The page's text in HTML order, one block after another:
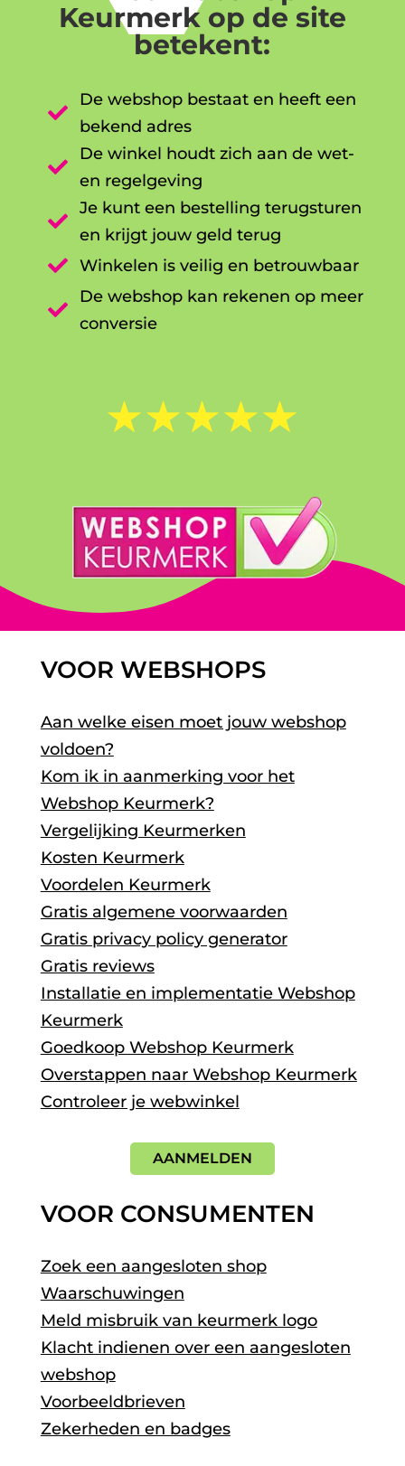
Keurmerk op de site
betekent:

De webshop bestaat en heeft een
bekend adres

De winkel houdt zich aan de wet-
en regelgeving

Je kunt een bestelling terugsturen
en krijgt jouw geld terug

Winkelen is veilig en betrouwbaar

De webshop kan rekenen op meer
conversie
☆☆☆☆☆
VOOR WEBSHOPS
Aan welke eisen moet jouw webshop
voldoen?
Kom ik in aanmerking voor het
Webshop Keurmerk?
Vergelijking Keurmerken
Kosten Keurmerk
Voordelen Keurmerk
Gratis algemene voorwaarden
Gratis privacy policy generator
Gratis reviews
Installatie en implementatie Webshop
Keurmerk
Goedkoop Webshop Keurmerk
Overstappen naar Webshop Keurmerk
Controleer je webwinkel
AANMELDEN
VOOR CONSUMENTEN
Zoek een aangesloten shop
Waarschuwingen
Meld misbruik van keurmerk logo
Klacht indienen over een aangesloten
webshop
Voorbeeldbrieven
Zekerheden en badges